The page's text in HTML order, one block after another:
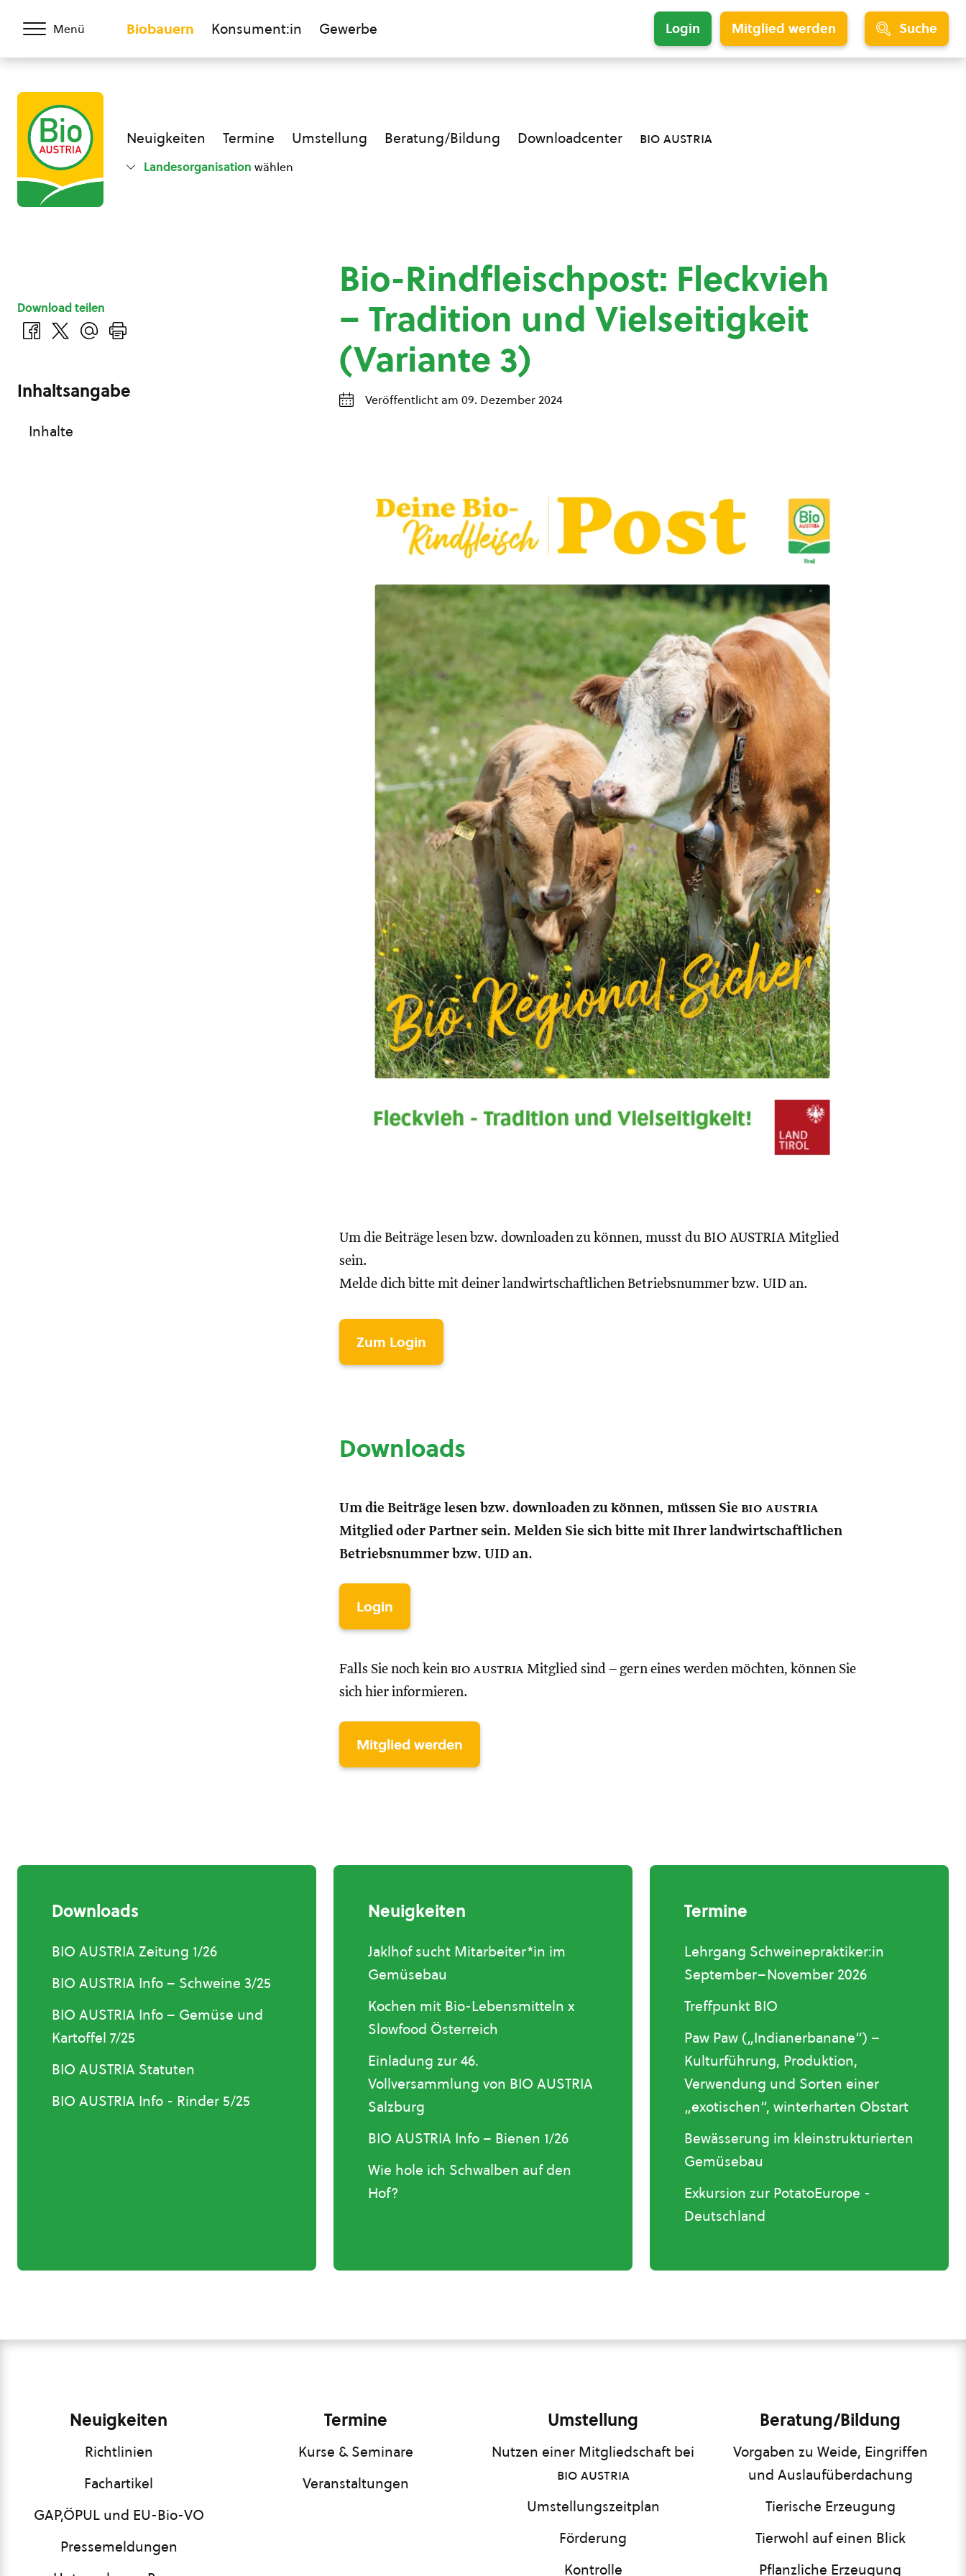
Menü Biobauern Konsument:in Gewerbe Login Mitglied werden Suche
Neuigkeiten Termine Umstellung Beratung/Bildung Downloadcenter bio austria
Landesorganisation wählen
Bio-Rindfleischpost: Fleckvieh
– Tradition und Vielseitigkeit
(Variante 3)
Veröffentlicht am 09. Dezember 2024
Um die Beiträge lesen bzw. downloaden zu können, musst du BIO AUSTRIA Mitglied
sein.
Melde dich bitte mit deiner landwirtschaftlichen Betriebsnummer bzw. UID an.
Zum Login
Downloads
Um die Beiträge lesen bzw. downloaden zu können, müssen Sie bio austria
Mitglied oder Partner sein. Melden Sie sich bitte mit Ihrer landwirtschaftlichen
Betriebsnummer bzw. UID an.
Login
Falls Sie noch kein bio austria Mitglied sind – gern eines werden möchten, können Sie
sich hier informieren.
Mitglied werden
Download teilen
Inhaltsangabe
Inhalte
Downloads
BIO AUSTRIA Zeitung 1/26
BIO AUSTRIA Info – Schweine 3/25
BIO AUSTRIA Info – Gemüse und
Kartoffel 7/25
BIO AUSTRIA Statuten
BIO AUSTRIA Info - Rinder 5/25
Neuigkeiten
Jaklhof sucht Mitarbeiter*in im
Gemüsebau
Kochen mit Bio-Lebensmitteln x
Slowfood Österreich
Einladung zur 46.
Vollversammlung von BIO AUSTRIA
Salzburg
BIO AUSTRIA Info – Bienen 1/26
Wie hole ich Schwalben auf den
Hof?
Termine
Lehrgang Schweinepraktiker:in
September–November 2026
Treffpunkt BIO
Paw Paw („Indianerbanane“) –
Kulturführung, Produktion,
Verwendung und Sorten einer
„exotischen“, winterharten Obstart
Bewässerung im kleinstrukturierten
Gemüsebau
Exkursion zur PotatoEurope -
Deutschland
Neuigkeiten
Richtlinien
Fachartikel
GAP,ÖPUL und EU-Bio-VO
Pressemeldungen
Termine
Kurse & Seminare
Veranstaltungen
Umstellung
Nutzen einer Mitgliedschaft bei
bio austria
Umstellungszeitplan
Förderung
Kontrolle
Beratung/Bildung
Vorgaben zu Weide, Eingriffen
und Auslaufüberdachung
Tierische Erzeugung
Tierwohl auf einen Blick
Pflanzliche Erzeugung